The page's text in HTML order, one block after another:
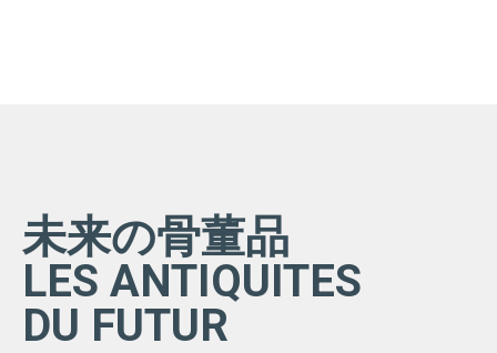
未来の骨董品
LES ANTIQUITES
DU FUTUR